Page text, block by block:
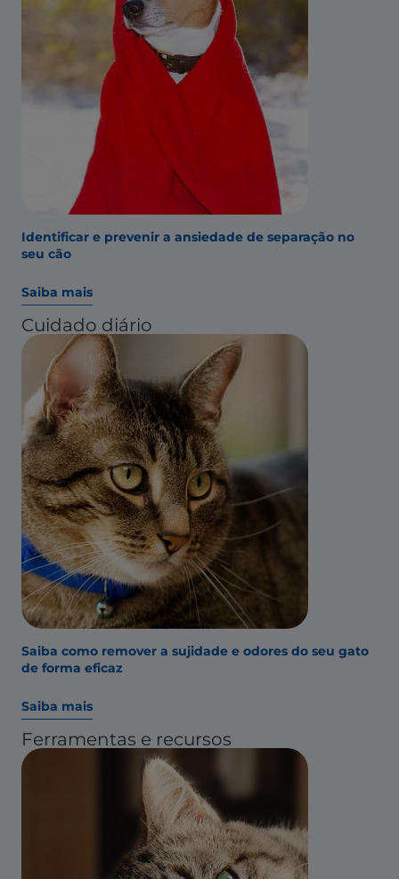
Identificar e prevenir a ansiedade de separação no
seu cão
Saiba mais
Cuidado diário
Saiba como remover a sujidade e odores do seu gato
de forma eficaz
Saiba mais
Ferramentas e recursos